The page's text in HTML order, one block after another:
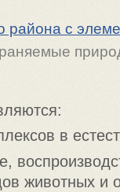
района с
в
животных и